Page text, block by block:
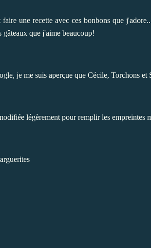
faire une recette avec ces bonbons que
gâteaux que j'aime beaucoup!
je me suis aperçue que Cécile, Torchons et
légèrement pour remplir les empreintes